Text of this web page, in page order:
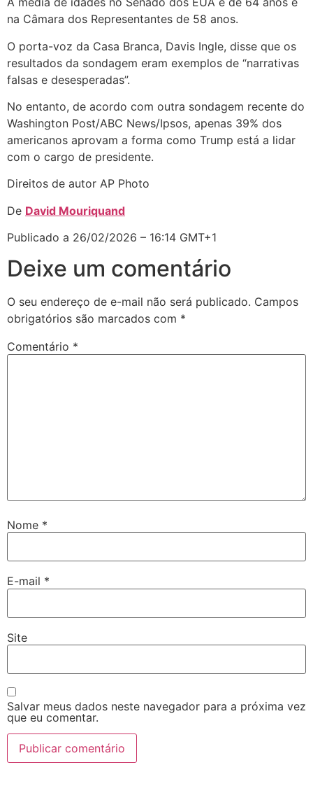
na Câmara dos Representantes de 58 anos.
O porta-voz da Casa Branca, Davis Ingle, disse que os
resultados da sondagem eram exemplos de “narrativas
falsas e desesperadas”.
No entanto, de acordo com outra sondagem recente do
Washington Post/ABC News/Ipsos, apenas 39% dos
americanos aprovam a forma como Trump está a lidar
com o cargo de presidente.
Direitos de autor AP Photo
De David Mouriquand
Publicado a 26/02/2026 – 16:14 GMT+1
Deixe um comentário
O seu endereço de e-mail não será publicado. Campos
obrigatórios são marcados com *
Comentário *
Nome *
E-mail *
Site
Salvar meus dados neste navegador para a próxima vez
que eu comentar.